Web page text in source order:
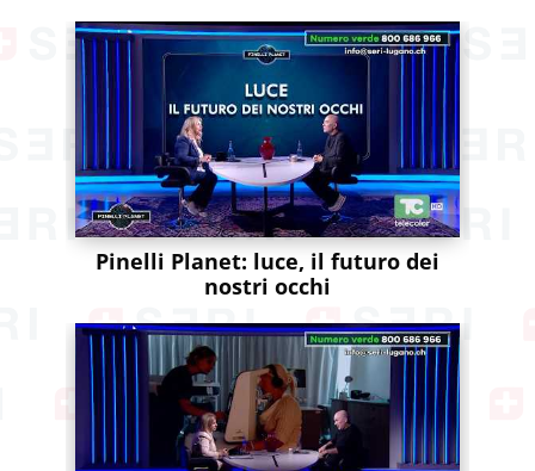
Pinelli Planet: luce, il futuro dei
nostri occhi